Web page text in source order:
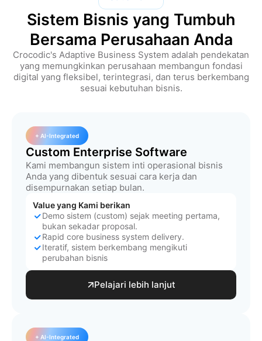
Sistem Bisnis yang Tumbuh
Bersama Perusahaan Anda
Crocodic's Adaptive Business System adalah pendekatan
yang memungkinkan perusahaan membangun fondasi
digital yang fleksibel, terintegrasi, dan terus berkembang
sesuai kebutuhan bisnis.
+ AI-Integrated
Custom Enterprise Software
Kami membangun sistem inti operasional bisnis
Anda yang dibentuk sesuai cara kerja dan
disempurnakan setiap bulan.
Value yang Kami berikan
Demo sistem (custom) sejak meeting pertama,
bukan sekadar proposal.
Rapid core business system delivery.
Iteratif, sistem berkembang mengikuti
perubahan bisnis
Pelajari lebih lanjut
+ AI-Integrated